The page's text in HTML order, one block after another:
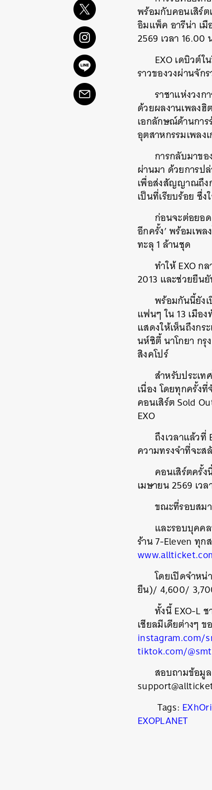
พร้อมกับคอนเสิร์ต
อิมแพ็ค อารีน่า เมื
2569 เวลา 16.00
EXO เดบิวต์ใ
ราวของวงผ่านจัก
ราชาแห่งวงก
ด้วยผลงานเพลงฮิ
เอกลักษณ์ด้านการ
อุตสาหกรรมเพลง
การกลับมาข
ผ่านมา ด้วยการป
เพื่อส่งสัญญาณถึง
เป็นที่เรียบร้อย ซึ่ง
ก่อนจะต่อยอ
อีกครั้ง’ พร้อมเพ
ทะลุ 1 ล้านชุด
ทำให้ EXO
2013 และช่วยยืน
พร้อมกันนี้ยังเ
แฟนๆ ใน 13 เมือ
แสดงให้เห็นถึงกร
นห์ซิตี้ นาโกยา กรุ
สิงคโปร์
สำหรับประเท
เนื่อง โดยทุกครั้ง
คอนเสิร์ต Sold
EXO
ถึงเวลาแล้วที่
ความทรงจำที่จะ
คอนเสิร์ตครั้ง
เมษายน 2569 เว
ขณะที่รอบสมา
และรอบบุคคล
ร้าน 7-Eleven ทุก
โดยเปิดจำห
ยืน)/ 4,600/
ทั้งนี้ EXO-L
เชียลมีเดียต่างๆ ข
instagram.com/
tiktok.com/
สอบถามข้อมูล
Tags:
EXOPLANET